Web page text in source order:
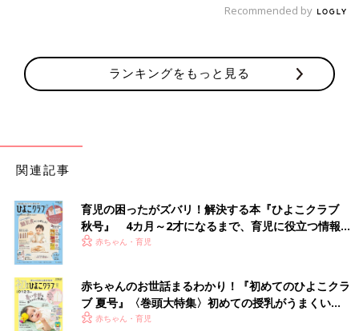
mochikoさんは「絵本コレクション パジャマ 11ぴきのねことあ
ほうどり」を購入。80サイズで少し大きめだけど、すそをまくれ
ば問題なさそうとのこと。かわいいがすぎる！ととってもお気に
入りの様子。お似合いですよね♪
寝る前のにこにこタイム♪ 「Joy of Print フライス
カバーオール」をパジャマに！
Recommended by
ランキングをもっと見る
関連記事
育児の困ったがズバリ！解決する本『ひよこクラブ
秋号』 4カ月～2才になるまで、育児に役立つ情報が
いっぱい！
赤ちゃん・育児
赤ちゃんのお世話まるわかり！『初めてのひよこクラ
ブ 夏号』〈巻頭大特集〉初めての授乳がうまくい
く！ おっぱい・ミルクの基本と夏のトラブル 解決テ
赤ちゃん・育児